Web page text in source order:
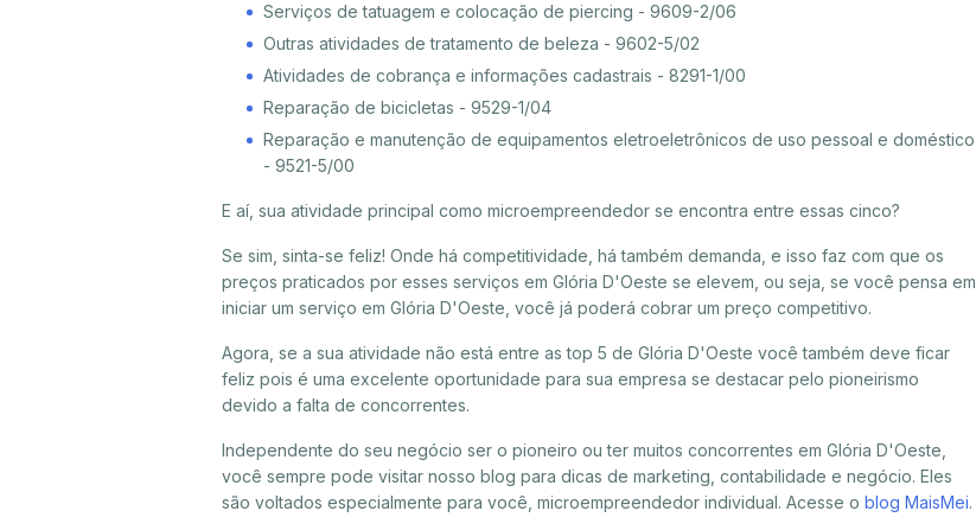
Serviços de tatuagem e colocação de piercing - 9609-2/06
Outras atividades de tratamento de beleza - 9602-5/02
Atividades de cobrança e informações cadastrais - 8291-1/00
Reparação de bicicletas - 9529-1/04
Reparação e manutenção de equipamentos eletroeletrônicos de uso pessoal e doméstico
- 9521-5/00
E aí, sua atividade principal como microempreendedor se encontra entre essas cinco?
Se sim, sinta-se feliz! Onde há competitividade, há também demanda, e isso faz com que os
preços praticados por esses serviços em Glória D'Oeste se elevem, ou seja, se você pensa em
iniciar um serviço em Glória D'Oeste, você já poderá cobrar um preço competitivo.
Agora, se a sua atividade não está entre as top 5 de Glória D'Oeste você também deve ficar
feliz pois é uma excelente oportunidade para sua empresa se destacar pelo pioneirismo
devido a falta de concorrentes.
Independente do seu negócio ser o pioneiro ou ter muitos concorrentes em Glória D'Oeste,
você sempre pode visitar nosso blog para dicas de marketing, contabilidade e negócio. Eles
são voltados especialmente para você, microempreendedor individual. Acesse o blog MaisMei.